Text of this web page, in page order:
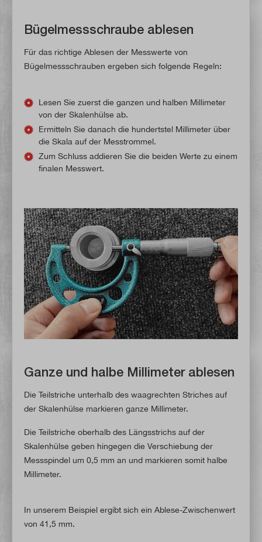
Bügelmessschraube ablesen
Für das richtige Ablesen der Messwerte von
Bügelmessschrauben ergeben sich folgende Regeln:
Lesen Sie zuerst die ganzen und halben Millimeter
von der Skalenhülse ab.
Ermitteln Sie danach die hundertstel Millimeter über
die Skala auf der Messtrommel.
Zum Schluss addieren Sie die beiden Werte zu einem
finalen Messwert.
Ganze und halbe Millimeter ablesen
Die Teilstriche unterhalb des waagrechten Striches auf
der Skalenhülse markieren ganze Millimeter.
Die Teilstriche oberhalb des Längsstrichs auf der
Skalenhülse geben hingegen die Verschiebung der
Messspindel um 0,5 mm an und markieren somit halbe
Millimeter.
In unserem Beispiel ergibt sich ein Ablese-Zwischenwert
von 41,5 mm.